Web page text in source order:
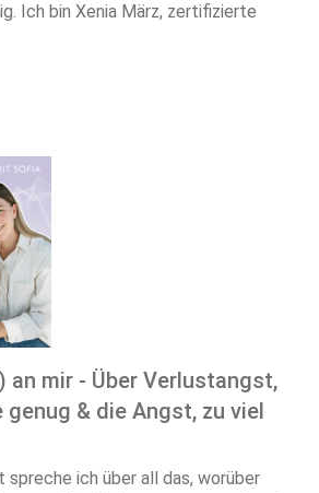
Ich bin Xenia März, zertifizierte
an mir - Über Verlustangst,
genug & die Angst, zu viel
spreche ich über all das, worüber